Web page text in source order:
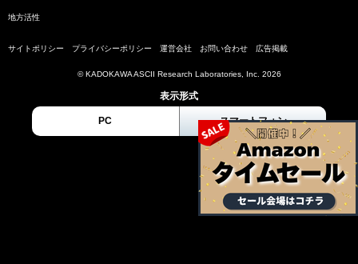
地方活性
サイトポリシー プライバシーポリシー 運営会社 お問い合わせ 広告掲載
© KADOKAWA ASCII Research Laboratories, Inc. 2026
表示形式
PC スマートフォン